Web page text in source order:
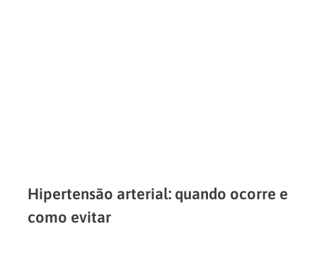
Hipertensão arterial: quando ocorre e
como evitar